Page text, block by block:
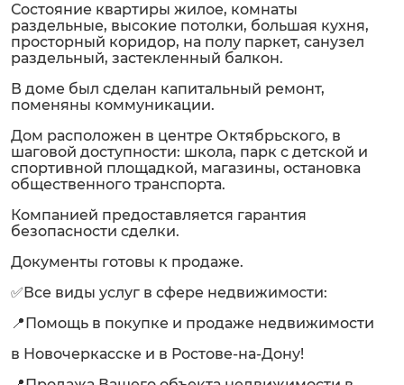
Состояние квартиры жилое, комнаты
раздельные, высокие потолки, большая кухня,
просторный коридор, на полу паркет, санузел
раздельный, застекленный балкон.
В доме был сделан капитальный ремонт,
поменяны коммуникации.
Дом расположен в центре Октябрьского, в
шаговой доступности: школа, парк с детской и
спортивной площадкой, магазины, остановка
общественного транспорта.
Компанией предоставляется гарантия
безопасности сделки.
Документы готовы к продаже.
✅Все виды услуг в сфере недвижимости:
📍Помощь в покупке и продаже недвижимости
в Новочеркасске и в Ростове-на-Дону!